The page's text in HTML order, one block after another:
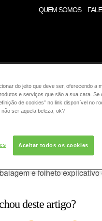
QUEM SOMOS
CONSULTORIA DE
meus
do seu médico antes de
e folheto explicativo
deste artigo?
do jeito que deve ser, oferecendo a
e serviços que são a sua cara. Se
de cookies” no link disponível no
ser aquela beleza, ok?
Aceitar todos os cookies